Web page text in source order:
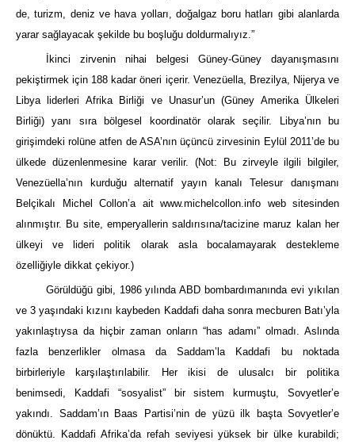
de, turizm, deniz ve hava yolları, doğalgaz boru hatları gibi alanlarda
yarar sağlayacak şekilde bu boşluğu doldurmalıyız.”
İkinci zirvenin nihai belgesi Güney-Güney dayanışmasını
pekiştirmek için 188 kadar öneri içerir. Venezüella, Brezilya, Nijerya ve
Libya liderleri Afrika Birliği ve Unasur’un (Güney Amerika Ülkeleri
Birliği) yanı sıra bölgesel koordinatör olarak seçilir. Libya’nın bu
girişimdeki rolüne atfen de ASA’nın üçüncü zirvesinin Eylül 2011’de bu
ülkede düzenlenmesine karar verilir. (Not: Bu zirveyle ilgili bilgiler,
Venezüella’nın kurduğu alternatif yayın kanalı Telesur danışmanı
Belçikalı Michel Collon’a ait www.michelcollon.info web sitesinden
alınmıştır. Bu site, emperyallerin saldırısına/tacizine maruz kalan her
ülkeyi ve lideri politik olarak asla bocalamayarak destekleme
özelliğiyle dikkat çekiyor.)
Görüldüğü gibi, 1986 yılında ABD bombardımanında evi yıkılan
ve 3 yaşındaki kızını kaybeden Kaddafi daha sonra mecburen Batı’yla
yakınlaştıysa da hiçbir zaman onların “has adamı” olmadı. Aslında
fazla benzerlikler olmasa da Saddam’la Kaddafi bu noktada
birbirleriyle karşılaştırılabilir. Her ikisi de ulusalcı bir politika
benimsedi, Kaddafi “sosyalist” bir sistem kurmuştu, Sovyetler’e
yakındı. Saddam’ın Baas Partisi’nin de yüzü ilk başta Sovyetler’e
dönüktü. Kaddafi Afrika’da refah seviyesi yüksek bir ülke kurabildi;